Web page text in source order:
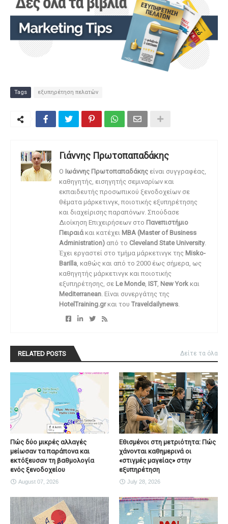
Tags εξυπηρέτηση πελατών
Γιάννης Πρωτοπαπαδάκης
O Ιωάννης Πρωτοπαπαδάκης είναι συγγραφέας,
καθηγητής, εισηγητής σεμιναρίων και
εκπαιδευτής προσωπικού ξενοδοχείων σε
θέματα μάρκετινγκ, ποιοτικής εξυπηρέτησης
και διαχείρισης παραπόνων. Σπούδασε
Διοίκηση Επιχειρήσεων στο Πανεπιστήμιο
Πειραιάκαι κατέχει MBA (Master of Business
Administration) από το Cleveland State University.
Έχει εργαστεί στο τμήμα μάρκετινγκ της Misko-
Barilla, καθώς και από το 2000 έως σήμερα, ως
καθηγητής μάρκετινγκ και ποιοτικής
εξυπηρέτησης, σε Le Monde, IST, New York και
Mediterranean. Είναι συνεργάτης της
HotelTraining.grκαι του Traveldailynews.
RELATED POSTS Δείτε τα όλα
Πώς δύο μικρές αλλαγές
μείωσαν τα παράπονα και
εκτόξευσαν τη βαθμολογία
ενός ξενοδοχείου
August 07, 2026
Εθισμένοι στη μετριότητα: Πώς
χάνονται καθημερινά οι
«στιγμές μαγείας» στην
εξυπηρέτηση
July 28, 2026